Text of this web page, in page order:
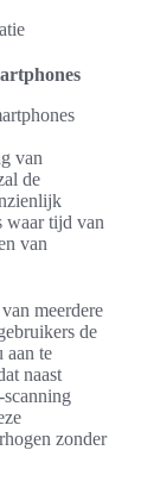
van
de
waar tijd van
van
meerdere
de
aan te
naast
zonder